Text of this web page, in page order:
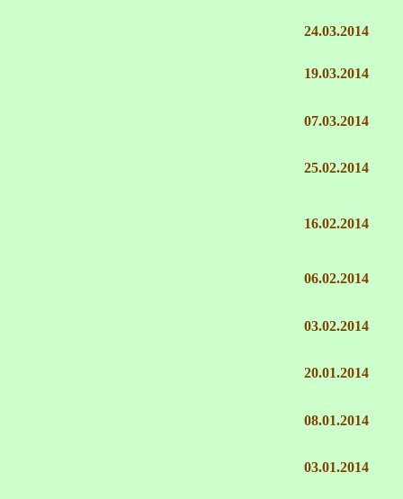
24.03.2014
19.03.2014
07.03.2014
25.02.2014
16.02.2014
06.02.2014
03.02.2014
20.01.2014
08.01.2014
03.01.2014